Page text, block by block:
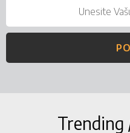
Trending